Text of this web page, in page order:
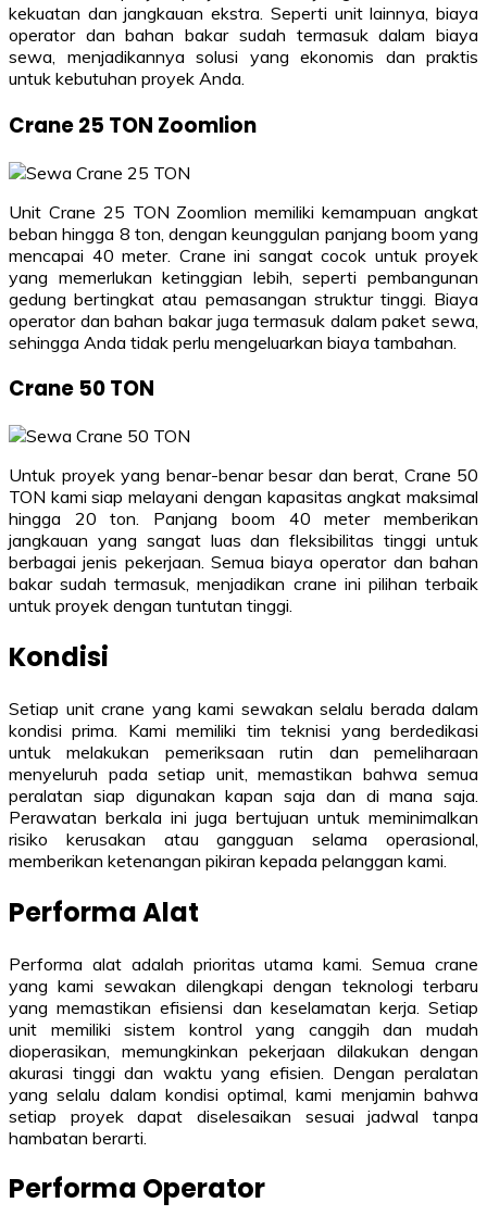
kekuatan dan jangkauan ekstra. Seperti unit lainnya, biaya
operator dan bahan bakar sudah termasuk dalam biaya
sewa, menjadikannya solusi yang ekonomis dan praktis
untuk kebutuhan proyek Anda.
Crane 25 TON Zoomlion
Unit Crane 25 TON Zoomlion memiliki kemampuan angkat
beban hingga 8 ton, dengan keunggulan panjang boom yang
mencapai 40 meter. Crane ini sangat cocok untuk proyek
yang memerlukan ketinggian lebih, seperti pembangunan
gedung bertingkat atau pemasangan struktur tinggi. Biaya
operator dan bahan bakar juga termasuk dalam paket sewa,
sehingga Anda tidak perlu mengeluarkan biaya tambahan.
Crane 50 TON
Untuk proyek yang benar-benar besar dan berat, Crane 50
TON kami siap melayani dengan kapasitas angkat maksimal
hingga 20 ton. Panjang boom 40 meter memberikan
jangkauan yang sangat luas dan fleksibilitas tinggi untuk
berbagai jenis pekerjaan. Semua biaya operator dan bahan
bakar sudah termasuk, menjadikan crane ini pilihan terbaik
untuk proyek dengan tuntutan tinggi.
Kondisi
Setiap unit crane yang kami sewakan selalu berada dalam
kondisi prima. Kami memiliki tim teknisi yang berdedikasi
untuk melakukan pemeriksaan rutin dan pemeliharaan
menyeluruh pada setiap unit, memastikan bahwa semua
peralatan siap digunakan kapan saja dan di mana saja.
Perawatan berkala ini juga bertujuan untuk meminimalkan
risiko kerusakan atau gangguan selama operasional,
memberikan ketenangan pikiran kepada pelanggan kami.
Performa Alat
Performa alat adalah prioritas utama kami. Semua crane
yang kami sewakan dilengkapi dengan teknologi terbaru
yang memastikan efisiensi dan keselamatan kerja. Setiap
unit memiliki sistem kontrol yang canggih dan mudah
dioperasikan, memungkinkan pekerjaan dilakukan dengan
akurasi tinggi dan waktu yang efisien. Dengan peralatan
yang selalu dalam kondisi optimal, kami menjamin bahwa
setiap proyek dapat diselesaikan sesuai jadwal tanpa
hambatan berarti.
Performa Operator